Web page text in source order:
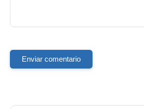
Enviar comentario